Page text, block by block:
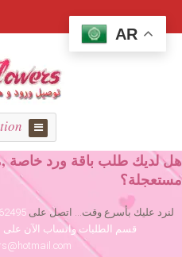
هل لديك طلب باقة ورد خاصة
مستعجلة؟
لنرد عليك بأسرع وقت... اتصل على
قسم الطلبات واتساب الآن
AR